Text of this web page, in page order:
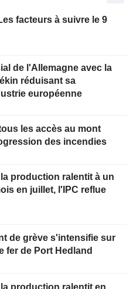
facteurs à suivre le 9
de l'Allemagne avec la
réduisant sa
européenne
les accès au mont
des incendies
production ralentit à un
en juillet, l'IPC reflue
de grève s'intensifie sur
fer de Port Hedland
production ralentit en